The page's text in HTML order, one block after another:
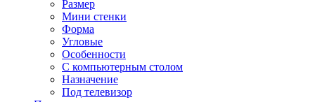
Размер
Мини стенки
Форма
Угловые
Особенности
С компьютерным столом
Назначение
Под телевизор